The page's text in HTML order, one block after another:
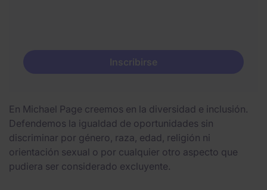
Inscribirse
En Michael Page creemos en la diversidad e inclusión.
Defendemos la igualdad de oportunidades sin
discriminar por género, raza, edad, religión ni
orientación sexual o por cualquier otro aspecto que
pudiera ser considerado excluyente.